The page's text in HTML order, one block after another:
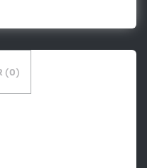
(0)